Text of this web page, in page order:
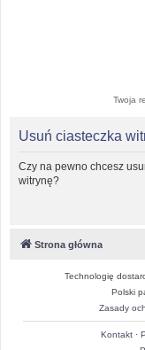
Twoja
Usuń ciasteczka
Czy na pewno chcesz
witrynę?
Strona główna
Technologię
Polski
Zasady
Kontakt·